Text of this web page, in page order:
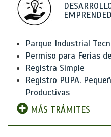
Parque Industrial
Permiso para Ferias
Registra Simple
Registro PUPA.
Productivas
MÁS TRÁMITES